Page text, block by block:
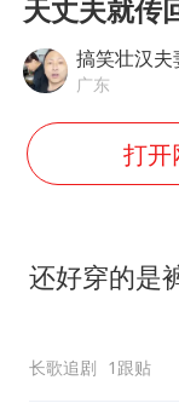
天丈夫就传
搞笑壮汉夫
广东
打开
还好穿的是
长歌追剧 1跟贴